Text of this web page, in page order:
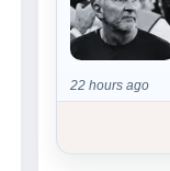
22 hours ago